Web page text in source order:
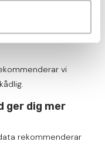
rekommenderar
IntabClouddär ni
vi
ger dig mer
rekommenderar